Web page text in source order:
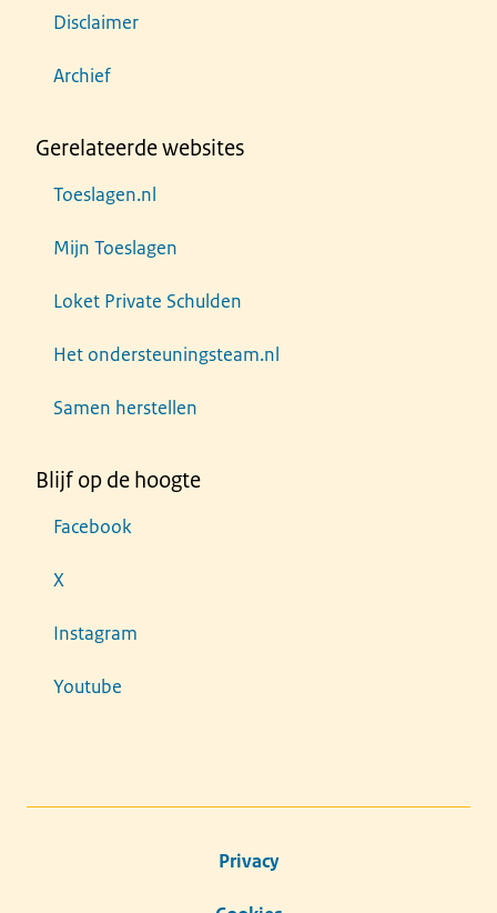
Disclaimer
Archief
Gerelateerde websites
Toeslagen.nl
Mijn Toeslagen
Loket Private Schulden
Het ondersteuningsteam.nl
Samen herstellen
Blijf op de hoogte
Facebook
X
Instagram
Youtube
Privacy